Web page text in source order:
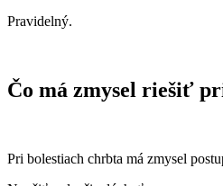
Pravidelný.
Čo má zmysel riešiť
Pri bolestiach chrbta má zmysel